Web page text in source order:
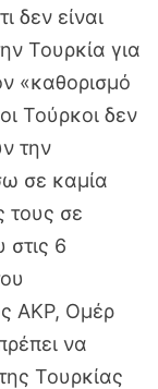
δεν είναι
Τουρκία για
«καθορισμό
Τούρκοι δεν
την
σε καμία
τους σε
στις 6
ΑΚΡ, Ομέρ
να
Τουρκίας